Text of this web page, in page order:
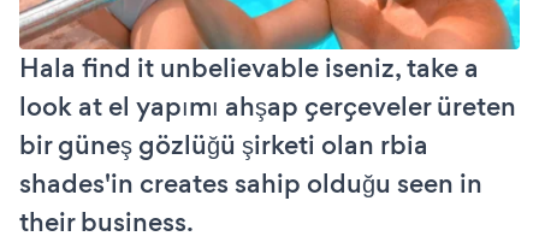
Hala find it unbelievable iseniz, take a
look at el yapımı ahşap çerçeveler üreten
bir güneş gözlüğü şirketi olan rbia
shades'in creates sahip olduğu seen in
their business.